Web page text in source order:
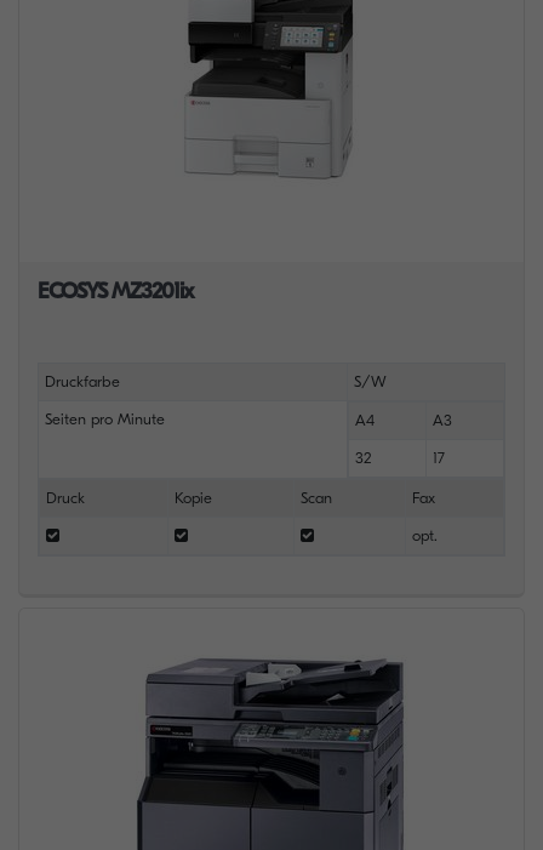
ECOSYS MZ3201ix
Druckfarbe S/W
Seiten pro Minute A4 A3
32 17
Druck Kopie Scan Fax
opt.